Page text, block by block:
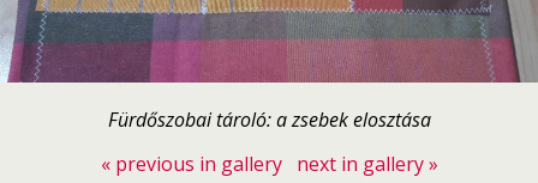
Fürdőszobai tároló: a zsebek elosztása
« previous in gallery
next in gallery »